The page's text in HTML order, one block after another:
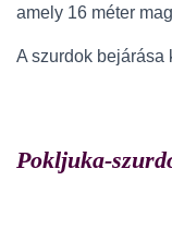
amely 16 méter
A szurdok bejárása
Pokljuka-